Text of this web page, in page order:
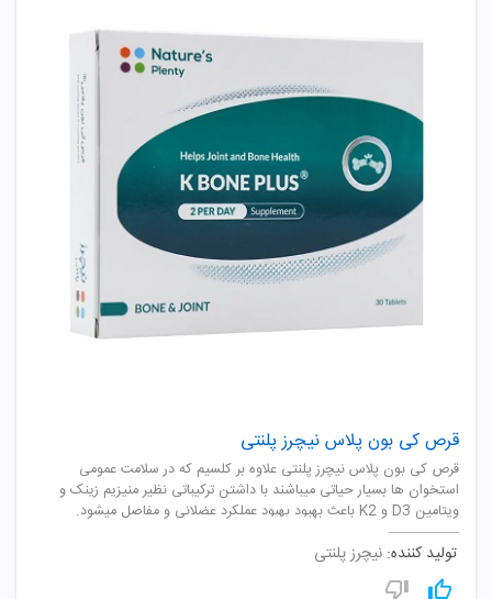
قرص کی بون پلاس نیچرز پلنتی
قرص کی بون پلاس نیچرز پلنتی علاوه بر کلسیم که در سلامت عمومی
استخوان ها بسیار حیاتی میباشند با داشتن ترکیباتی نظیر منیزیم زینک و
ویتامین D3 و K2 باعث بهبود بهبود عملکرد عضلانی و مفاصل میشود.
تولید کننده: نیچرز پلنتی